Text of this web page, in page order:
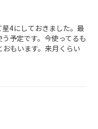
4にしておきました。最
予定です。今使ってるも
もいます。来月くらい